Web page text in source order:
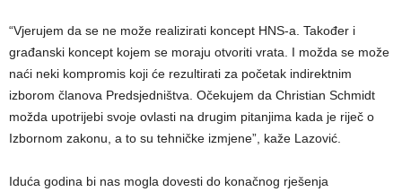
“Vjerujem da se ne može realizirati koncept HNS-a. Također i
građanski koncept kojem se moraju otvoriti vrata. I možda se može
naći neki kompromis koji će rezultirati za početak indirektnim
izborom članova Predsjedništva. Očekujem da Christian Schmidt
možda upotrijebi svoje ovlasti na drugim pitanjima kada je riječ o
Izbornom zakonu, a to su tehničke izmjene”, kaže Lazović.
Iduća godina bi nas mogla dovesti do konačnog rješenja